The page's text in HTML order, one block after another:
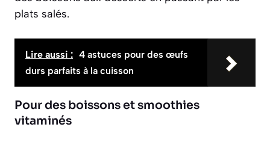
plats salés.
Lire aussi : 4 astuces pour des œufs
durs parfaits à la cuisson
Pour des boissons et smoothies
vitaminés